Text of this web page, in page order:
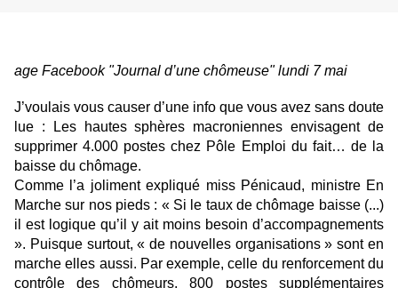
age Facebook "Journal d’une chômeuse" lundi 7 mai
J’voulais vous causer d’une info que vous avez sans doute
lue : Les hautes sphères macroniennes envisagent de
supprimer 4.000 postes chez Pôle Emploi du fait… de la
baisse du chômage.
Comme l’a joliment expliqué miss Pénicaud, ministre En
Marche sur nos pieds : « Si le taux de chômage baisse (...)
il est logique qu’il y ait moins besoin d’accompagnements
». Puisque surtout, « de nouvelles organisations » sont en
marche elles aussi. Par exemple, celle du renforcement du
contrôle des chômeurs. 800 postes supplémentaires